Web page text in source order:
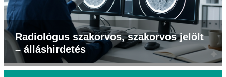
Radiológus szakorvos, szakorvos jelölt
– álláshirdetés